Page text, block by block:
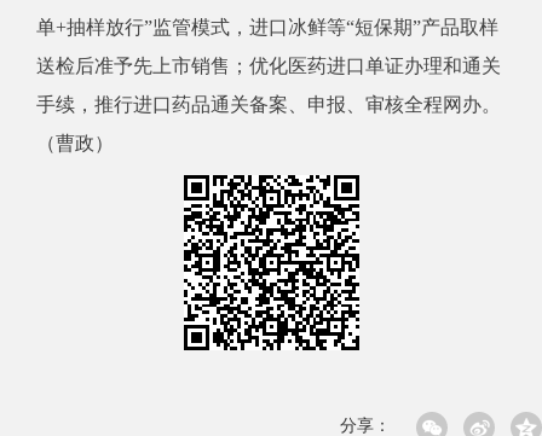
单+抽样放行”监管模式，进口冰鲜等“短保期”产品取样
送检后准予先上市销售；优化医药进口单证办理和通关
手续，推行进口药品通关备案、申报、审核全程网办。
（曹政）
分享：